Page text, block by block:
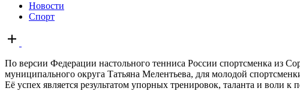
Новости
Спорт
Open
post
По версии Федерации настольного тенниса России спортсменка из
муниципального округа Татьяна Мелентьева, для молодой
Её успех является результатом упорных тренировок, таланта и воли к